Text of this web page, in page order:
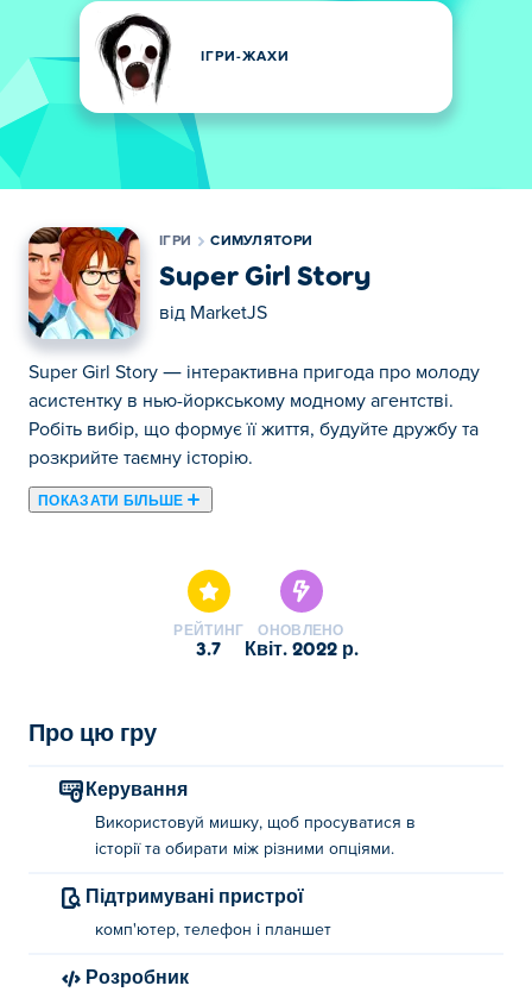
ІГРИ-ЖАХИ
ІГРИ СИМУЛЯТОРИ
Super Girl Story
від MarketJS
Super Girl Story — інтерактивна пригода про молоду
асистентку в нью-йоркському модному агентстві.
Робіть вибір, що формує її життя, будуйте дружбу та
розкрийте таємну історію.
ПОКАЗАТИ БІЛЬШЕ
РЕЙТИНГ
3.7
ОНОВЛЕНО
квіт. 2022 р.
Про цю гру
Керування
Використовуй мишку, щоб просуватися в
історії та обирати між різними опціями.
Підтримувані пристрої
комп'ютер, телефон і планшет
Розробник